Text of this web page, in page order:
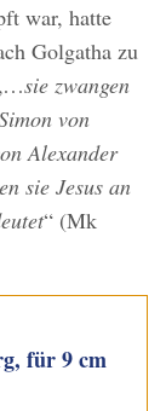
war, hatte
Golgatha zu
sie zwangen
von
Alexander
sie Jesus an
“ (Mk
für 9 cm